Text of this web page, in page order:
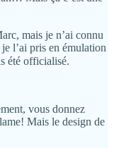
mais je n’ai connu
l’ai pris en émulation
été officialisé.
vous donnez
Mais le design de